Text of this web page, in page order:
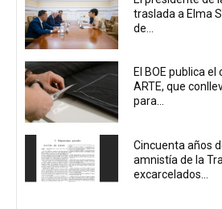
traslada a Elma
de...
El BOE publica
ARTE, que
para...
Cincuenta años
amnistía de la
excarcelados...